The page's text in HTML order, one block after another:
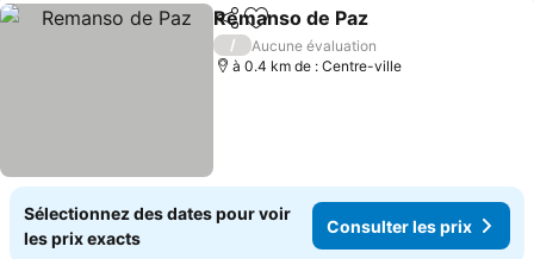
PartagerAjouter à mes favoris
Remanso de Paz
/
Aucune évaluation
à 0.4 km de : Centre-ville
Sélectionnez des dates pour voir
les prix exacts
Consulter les prix